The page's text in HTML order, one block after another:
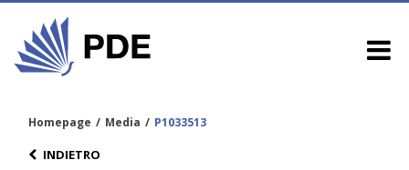
Homepage / Media / P1033513
INDIETRO